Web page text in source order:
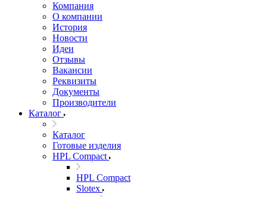
Компания
О компании
История
Новости
Идеи
Отзывы
Вакансии
Реквизиты
Документы
Производители
Каталог
Каталог
Готовые изделия
HPL Compact
HPL Compact
Slotex